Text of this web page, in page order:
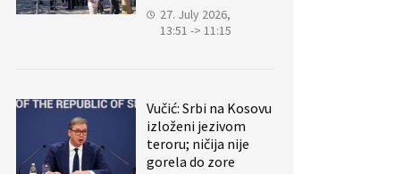
27. July 2026,
13:51 -> 11:15
Vučić: Srbi na Kosovu
izloženi jezivom
teroru; ničija nije
gorela do zore